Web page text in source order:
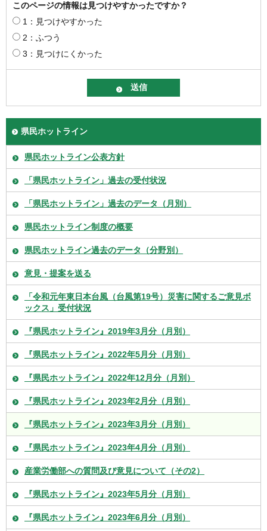
このページの情報は見つけやすかったですか？
1：見つけやすかった
2：ふつう
3：見つけにくかった
県民ホットライン
県民ホットライン公表方針
「県民ホットライン」過去の受付状況
「県民ホットライン」過去のデータ（月別）
県民ホットライン制度の概要
県民ホットライン過去のデータ（分野別）
意見・提案を送る
「令和元年東日本台風（台風第19号）災害に関するご意見ボ
ックス」受付状況
『県民ホットライン』2019年3月分（月別）
『県民ホットライン』2022年5月分（月別）
『県民ホットライン』2022年12月分（月別）
『県民ホットライン』2023年2月分（月別）
『県民ホットライン』2023年3月分（月別）
『県民ホットライン』2023年4月分（月別）
産業労働部への質問及び意見について（その2）
『県民ホットライン』2023年5月分（月別）
『県民ホットライン』2023年6月分（月別）